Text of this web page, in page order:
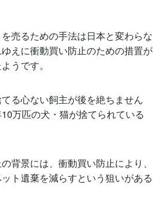
売るための手法は日本と変わらな
えに衝動買い防止のための措置が
うです。
る心ない飼主が後を絶ちません
万匹の犬・猫が捨てられている
背景には、衝動買い防止により、
ト遺棄を減らすという狙いがある